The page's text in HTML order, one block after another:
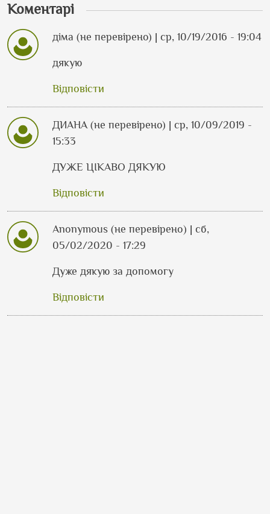
Коментарі
діма (не перевірено) | ср, 10/19/2016 - 19:04
дякую
Відповісти
ДИАНА (не перевірено) | ср, 10/09/2019 -
15:33
ДУЖЕ ЦІКАВО ДЯКУЮ
Відповісти
Anonymous (не перевірено) | сб,
05/02/2020 - 17:29
Дуже дякую за допомогу
Відповісти